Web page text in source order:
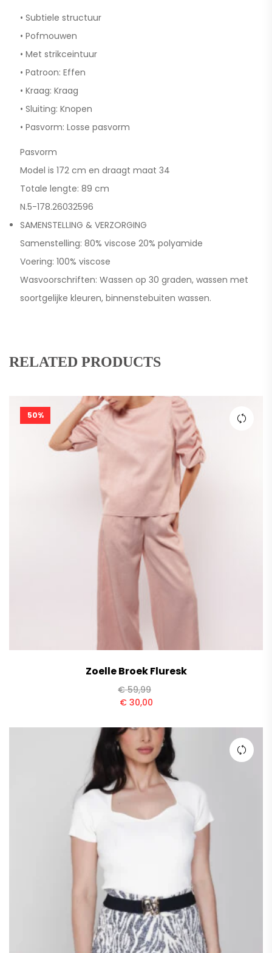
• Subtiele structuur
• Pofmouwen
• Met strikceintuur
• Patroon: Effen
• Kraag: Kraag
• Sluiting: Knopen
• Pasvorm: Losse pasvorm
Pasvorm
Model is 172 cm en draagt maat 34
Totale lengte: 89 cm
N.5-178.26032596
SAMENSTELLING & VERZORGING
Samenstelling: 80% viscose 20% polyamide
Voering: 100% viscose
Wasvoorschriften: Wassen op 30 graden, wassen met
soortgelijke kleuren, binnenstebuiten wassen.
RELATED PRODUCTS
50%
Zoelle Broek Fluresk
€59,99
€30,00